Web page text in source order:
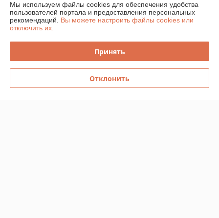
Полная версия сайта
Сайт создан на платформе Deal.by
Мы используем файлы cookies для обеспечения удобства
пользователей портала и предоставления персональных
рекомендаций. Вы можете настроить файлы cookies или
отключить их.
Принять
Отклонить